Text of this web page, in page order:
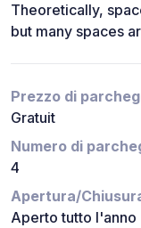
Theoretically,
but many spaces
Prezzo di
Gratuit
Numero di
4
Apertura/
Aperto tutto l'anno